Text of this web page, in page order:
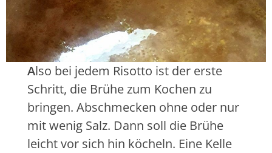
Also bei jedem Risotto ist der erste
Schritt, die Brühe zum Kochen zu
bringen. Abschmecken ohne oder nur
mit wenig Salz. Dann soll die Brühe
leicht vor sich hin köcheln. Eine Kelle